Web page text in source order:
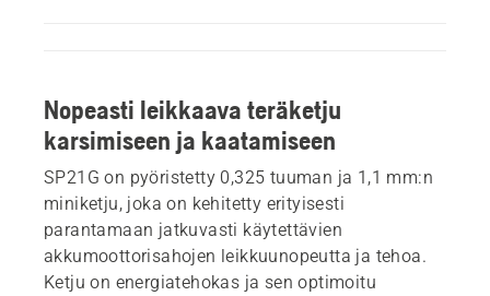
Nopeasti leikkaava teräketju
karsimiseen ja kaatamiseen
SP21G on pyöristetty 0,325 tuuman ja 1,1 mm:n
miniketju, joka on kehitetty erityisesti
parantamaan jatkuvasti käytettävien
akkumoottorisahojen leikkuunopeutta ja tehoa.
Ketju on energiatehokas ja sen optimoitu